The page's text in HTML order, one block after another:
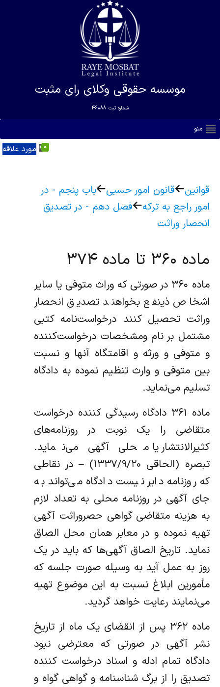
موسسه حقوقی وکلای رای مثبت
شماره ثبت 46088
منو
مورد علاقه 0
قوانین قانون امور حسبی
باب پنجم - در
امور راجع به ترکه
فصل دهم - در تصدیق
انحصار وراثت
ماده ۳۶۰ تا ماده ۳۷۴
‌ماده ۳۶۰ در صورتی که وراث متوفی یا سایر
اشخاص ذینفع بخواهند تصدیق انحصار
وراثت تحصیل کنند درخواست‌نامه کتبی
مشتمل بر نام و‌مشخصات درخواست‌کننده
و متوفی و ورثه و اقامتگاه آنها و نسبت
بین متوفی و وارث تنظیم نموده به دادگاه
تسلیم می‌نماید.
ماده ۳۶۱ دادگاه رسیدگی کننده درخواست
متقاضی را یک نوبت‌ در روزنامه‌های
کثیرالانتشار یا محلی آگهی می‌نماید.
تبصره (الحاقی ۱۳۳۷/۹/۲۰) – در نقاطی
که روزنامه دایر نیست دادگاه می‌تواند به
جای‌ آگهی در روزنامه محلی به تعداد لازم
به هزینه متقاضی گواهی حصروراثت آگهی
تهیه نموده و در معابر‌‌ همان محل الصاق
نماید. تاریخ الصاق آگهی‌ها که باید در یک
روز به عمل آید به وسیله صورت جلسه که
مأمورین ابلاغ نسبت به این موضوع تهیه‌
می‌نمایند رعایت خواهد گردید.
ماده ۳۶۲ پس از انقضای یک ماه از تاریخ
نشر آگهی در صورتی که‌ معترضی نبود
دادگاه تمام ادله و اسناد درخواست‌ کننده
تصدیق را از برگ شناسنامه و گواهی گواه و